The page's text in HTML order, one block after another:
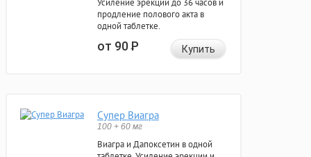
Усиление эрекции до 36 часов и
продление полового акта в
одной таблетке.
от 90Р Купить
Супер Виагра
100 + 60 мг
Виагра и Дапоксетин в одной